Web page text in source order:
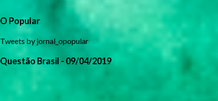
O Popular
Tweets by jornal_opopular
Questão Brasil - 09/04/2019